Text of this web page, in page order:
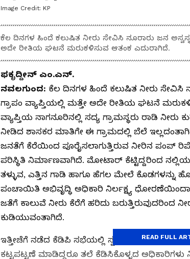
Image Credit: KP
ಕೆಲ ದಿನಗಳ ಹಿಂದೆ ಕಲುಷಿತ ನೀರು ಸೇವಿಸಿ ನೂರಾರು ಜನ
ಅದೇ ರೀತಿಯ ಘಟನೆ ಮರುಕಳಿಸುವ ಆತಂಕ ಎದುರಾಗಿದೆ.
ಫಕೃದ್ದೀನ್‌ ಎಂ.ಎನ್‌.
ನವಲಗುಂದ: ಕೆಲ ದಿನಗಳ ಹಿಂದೆ ಕಲುಷಿತ ನೀರು ಸೇವಿಸಿ
ಗ್ರಾಪಂ ವ್ಯಾಪ್ತಿಯಲ್ಲಿ ಮತ್ತೇ ಅದೇ ರೀತಿಯ ಘಟನೆ
ವ್ಯಾಪ್ತಿಯ ನಾಗನೂರಿನಲ್ಲಿ ಸದ್ಯ ಗ್ರಾಮಸ್ಥರು ರಾಡಿ ನೀರು
ನೀಡಿದ ಶಾಸಕರ ಮಾತಿಗೇ ಈ ಗ್ರಾಮದಲ್ಲಿ ಬೆಲೆ
ಜನತೆಗೆ ಕೆರೆಯಿಂದ ಪೂರೈಸಲಾಗುತ್ತಿರುವ ನೀರಿನ ಪಂಪ್
ಪರಿಸ್ಥಿತಿ ನಿರ್ಮಾಣವಾಗಿದೆ. ಮೋಟಾರ್ ಕೆಟ್ಟಿದ್ದರಿಂದ
ತಳ್ಳುವ, ಎತ್ತಿನ ಗಾಡಿ ಹಾಗೂ ಹೆಗಲ ಮೇಲೆ ಕೊಡಗಳನ್ನು
ಪಂಚಾಯಿತಿ ಅಭಿವೃದ್ಧಿ ಅಧಿಕಾರಿ ನಿರ್ಲಕ್ಷ್ಯ
ಜತೆಗೆ ಕಾಲುವೆ ನೀರು ಕೆರೆಗೆ ಹರಿದು ಬರುತ್ತಿರುವುದರಿಂದ
ಕುಡಿಯುವಂತಾಗಿದೆ.
ಇತ್ತೀಚೆಗೆ ನಡೆದ ಕೆಡಿಪಿ ಸಭೆಯಲ್ಲಿ ಸ್ವತಃ ಶಾಸಕರೇ
ಕಟ್ಟಪಟ್ಟಣೆ ಮಾಡಿದ್ದರೂ ತಲೆ ಕೆಡಿಸಿಕೊಳ್ಳದ
READ FULL